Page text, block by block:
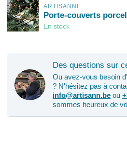
ARTISANNI
Porte-couverts
En stock
Des questions sur
Ou avez-vous besoin
? N'hésitez pas à
info@artisann.be ou
sommes heureux de